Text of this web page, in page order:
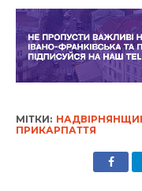
МІТКИ:
ПРИКАРПАТТЯ